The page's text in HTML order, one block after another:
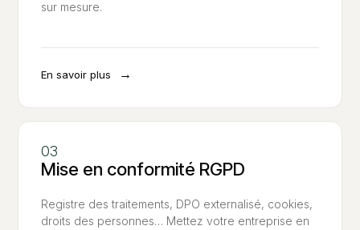
sur mesure.
En savoir plus →
Mise en conformité RGPD
Registre des traitements, DPO externalisé, cookies,
droits des personnes… Mettez votre entreprise en